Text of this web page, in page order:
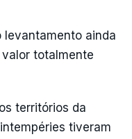
levantamento ainda
totalmente
territórios da
tiveram